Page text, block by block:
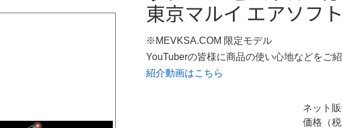
東京マルイ エアソフ
※MEVKSA.COM 限定モデル
YouTuberの皆様に商品の使い心地などをご
紹介動画はこちら
ネット
価格（税